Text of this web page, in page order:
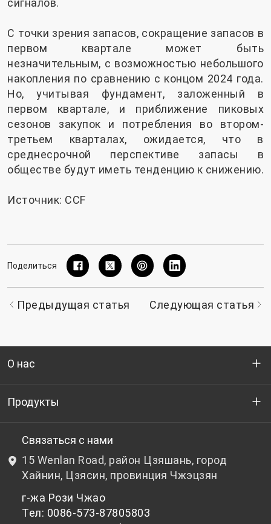
сигналов.
С точки зрения запасов, сокращение запасов в
первом квартале может быть
незначительным, с возможностью небольшого
накопления по сравнению с концом 2024 года.
Но, учитывая фундамент, заложенный в
первом квартале, и приближение пиковых
сезонов закупок и потребления во втором-
третьем кварталах, ожидается, что в
среднесрочной перспективе запасы в
обществе будут иметь тенденцию к снижению.
Источник: CCF
Поделиться
Предыдущая статья Следующая статья
О нас
Кто мы
НИОКР
Новости и события
политика конфиденциальности
Продукты
Бутылочный ПЭТ-гранулят
Небутылочный ПЭТ-гранулят
Связаться с нами
15 Wenlan Road, район Цзяшань, город
Хайнин, Цзясин, провинция Чжэцзян
г-жа Рози Чжао
Тел: 0086-573-87805803